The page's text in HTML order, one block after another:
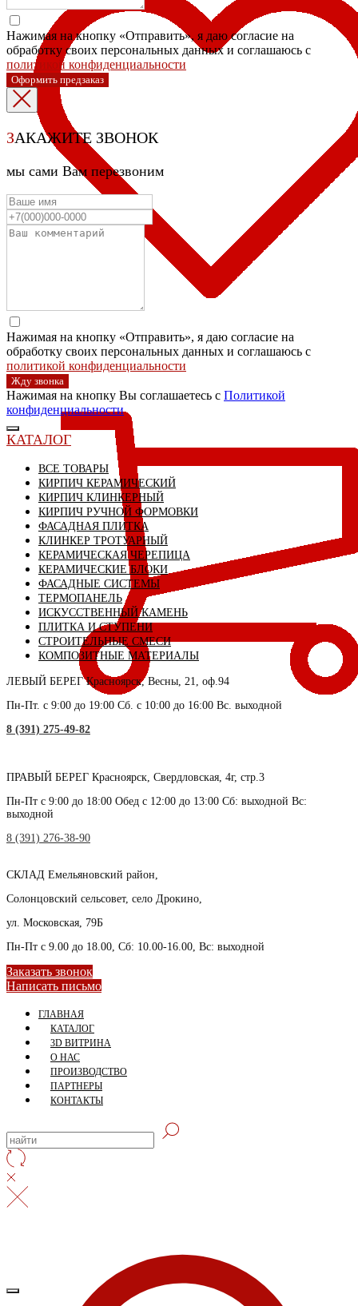
Нажимая на кнопку «Отправить», я даю согласие на
обработку своих персональных данных и соглашаюсь с
политикой конфиденциальности
Оформить предзаказ
ЗАКАЖИТЕ ЗВОНОК
мы сами Вам перезвоним
Нажимая на кнопку «Отправить», я даю согласие на
обработку своих персональных данных и соглашаюсь с
политикой конфиденциальности
Жду звонка
Нажимая на кнопку Вы соглашаетесь с Политикой
конфиденциальности
КАТАЛОГ
ВСЕ ТОВАРЫ
КИРПИЧ КЕРАМИЧЕСКИЙ
КИРПИЧ КЛИНКЕРНЫЙ
КИРПИЧ РУЧНОЙ ФОРМОВКИ
ФАСАДНАЯ ПЛИТКА
КЛИНКЕР ТРОТУАРНЫЙ
КЕРАМИЧЕСКАЯ ЧЕРЕПИЦА
КЕРАМИЧЕСКИЕ БЛОКИ
ФАСАДНЫЕ СИСТЕМЫ
ТЕРМОПАНЕЛЬ
ИСКУССТВЕННЫЙ КАМЕНЬ
ПЛИТКА И СТУПЕНИ
СТРОИТЕЛЬНЫЕ СМЕСИ
КОМПОЗИТНЫЕ МАТЕРИАЛЫ
ЛЕВЫЙ БЕРЕГКрасноярск, Весны, 21, оф.94
Пн-Пт. с 9:00 до 19:00 Сб. с 10:00 до 16:00 Вс. выходной
8 (391) 275-49-82
ПРАВЫЙ БЕРЕГ Красноярск, Свердловская, 4г, стр.3
Пн-Пт с 9:00 до 18:00 Обед с 12:00 до 13:00 Сб: выходной Вс:
выходной
8 (391) 276-38-90
СКЛАД Емельяновский район,
Солонцовский сельсовет, село Дрокино,
ул. Московская, 79Б
Пн-Пт с 9.00 до 18.00, Сб: 10.00-16.00, Вс: выходной
Заказать звонок
Написать письмо
ГЛАВНАЯ
КАТАЛОГ
3D ВИТРИНА
О НАС
ПРОИЗВОДСТВО
ПАРТНЕРЫ
КОНТАКТЫ